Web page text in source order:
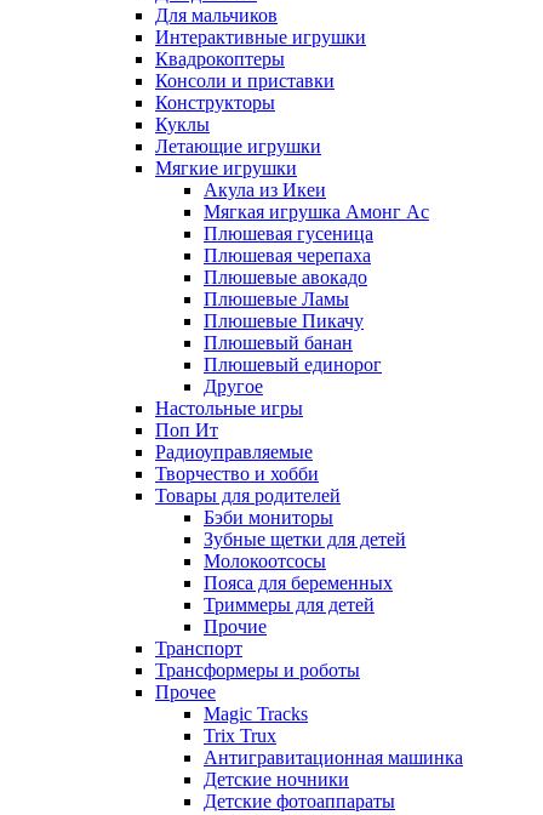
Для мальчиков
Интерактивные игрушки
Квадрокоптеры
Консоли и приставки
Конструкторы
Куклы
Летающие игрушки
Мягкие игрушки
Акула из Икеи
Мягкая игрушка Амонг Ас
Плюшевая гусеница
Плюшевая черепаха
Плюшевые авокадо
Плюшевые Ламы
Плюшевые Пикачу
Плюшевый банан
Плюшевый единорог
Другое
Настольные игры
Поп Ит
Радиоуправляемые
Творчество и хобби
Товары для родителей
Бэби мониторы
Зубные щетки для детей
Молокоотсосы
Пояса для беременных
Триммеры для детей
Прочие
Транспорт
Трансформеры и роботы
Прочее
Magic Tracks
Trix Trux
Антигравитационная машинка
Детские ночники
Детские фотоаппараты